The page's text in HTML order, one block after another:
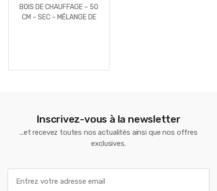
prix
initial
prix
actuel
BOIS DE CHAUFFAGE – 50
CM – SEC – MÉLANGE DE
Inscrivez-vous à la newsletter
...et recevez toutes nos actualités ainsi que nos offres
exclusives.